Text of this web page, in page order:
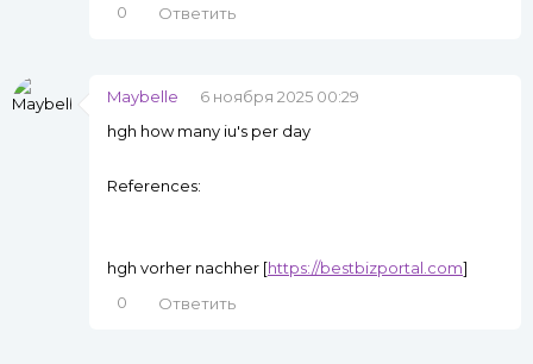
0
Ответить
Maybelle
6 ноября 2025 00:29
hgh how many iu's per day
References:
hgh vorher nachher [https://bestbizportal.com]
0
Ответить